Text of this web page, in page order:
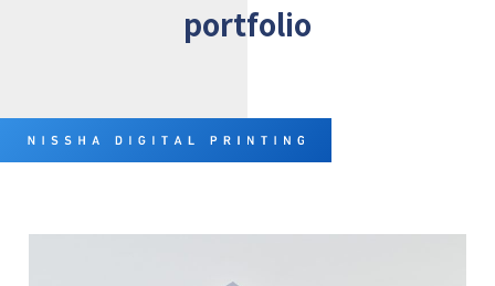
portfolio